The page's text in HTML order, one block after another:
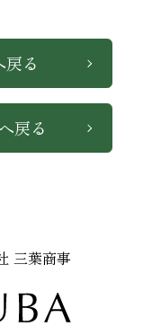
る
戻る
三葉商事